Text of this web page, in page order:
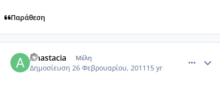
Παράθεση
Anastacia Μέλη
Δημοσίευση 26 Φεβρουαρίου, 2011 15 yr